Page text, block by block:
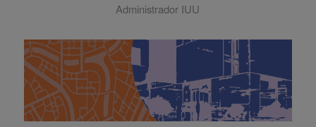
Administrador IUU